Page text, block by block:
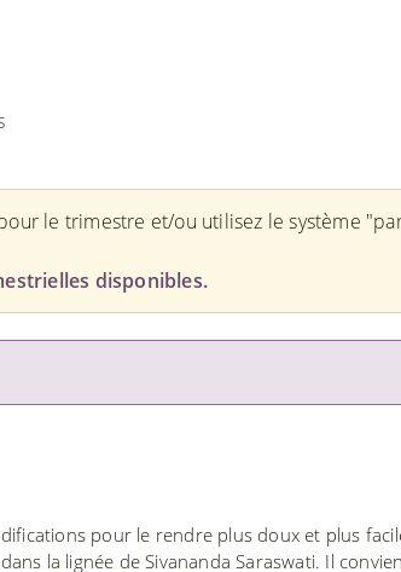
le trimestre et/ou utilisez le système
disponibles.
pour le rendre plus doux et plus
la lignée de Sivananda Saraswati. Il